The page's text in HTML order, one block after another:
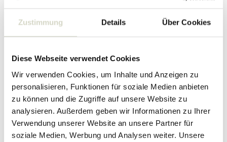
Zustimmung Details Über Cookies
Diese Webseite verwendet Cookies
Wir verwenden Cookies, um Inhalte und Anzeigen zu
personalisieren, Funktionen für soziale Medien anbieten
zu können und die Zugriffe auf unsere Website zu
analysieren. Außerdem geben wir Informationen zu Ihrer
Verwendung unserer Website an unsere Partner für
soziale Medien, Werbung und Analysen weiter. Unsere
PH 80 Tischleuchte
Inkl. MwSt.
• Auf Lager
PH 80 Tischleuchte
Inkl. MwSt.
SALE 20% SALE 20%